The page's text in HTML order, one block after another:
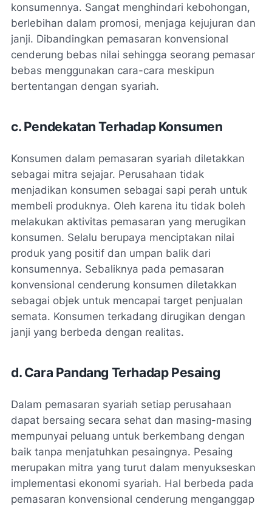
konsumennya. Sangat menghindari kebohongan,
berlebihan dalam promosi, menjaga kejujuran dan
janji. Dibandingkan pemasaran konvensional
cenderung bebas nilai sehingga seorang pemasar
bebas menggunakan cara-cara meskipun
bertentangan dengan syariah.
c. Pendekatan Terhadap Konsumen
Konsumen dalam pemasaran syariah diletakkan
sebagai mitra sejajar. Perusahaan tidak
menjadikan konsumen sebagai sapi perah untuk
membeli produknya. Oleh karena itu tidak boleh
melakukan aktivitas pemasaran yang merugikan
konsumen. Selalu berupaya menciptakan nilai
produk yang positif dan umpan balik dari
konsumennya. Sebaliknya pada pemasaran
konvensional cenderung konsumen diletakkan
sebagai objek untuk mencapai target penjualan
semata. Konsumen terkadang dirugikan dengan
janji yang berbeda dengan realitas.
d. Cara Pandang Terhadap Pesaing
Dalam pemasaran syariah setiap perusahaan
dapat bersaing secara sehat dan masing-masing
mempunyai peluang untuk berkembang dengan
baik tanpa menjatuhkan pesaingnya. Pesaing
merupakan mitra yang turut dalam menyukseskan
implementasi ekonomi syariah. Hal berbeda pada
pemasaran konvensional cenderung menganggap